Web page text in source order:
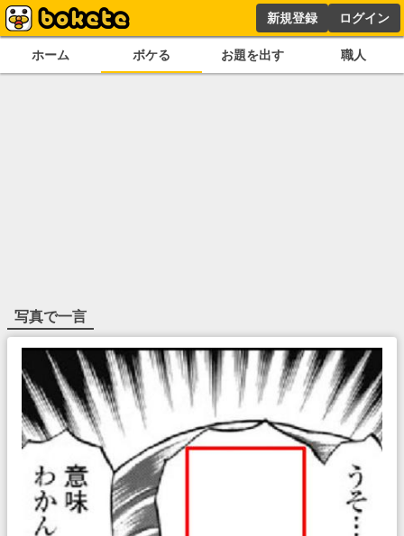
新規登録 ログイン
ホーム ボケる お題を出す 職人
写真で一言